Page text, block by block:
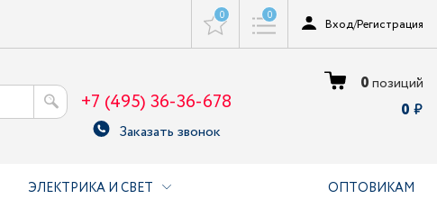
0 0
Вход/Регистрация
+7 (495) 36-36-678
Заказать звонок
0позиций
0
ЭЛЕКТРИКА И СВЕТ ОПТОВИКАМ